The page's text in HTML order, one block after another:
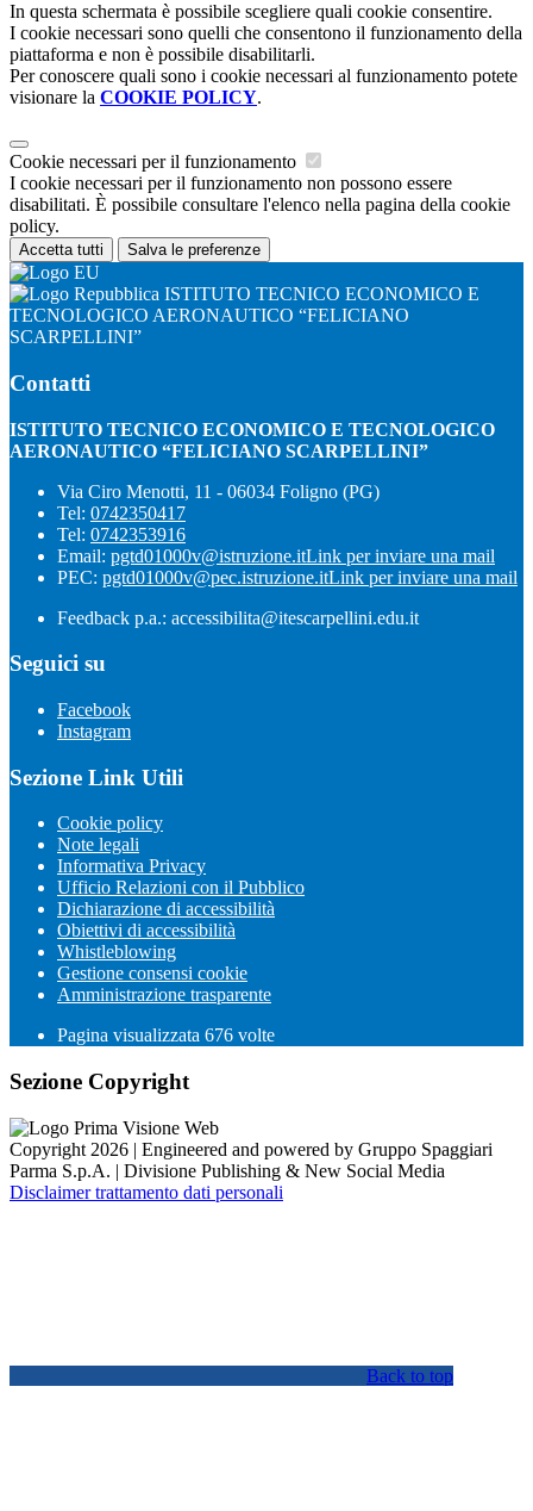
In questa schermata è possibile scegliere quali cookie consentire.
I cookie necessari sono quelli che consentono il funzionamento della
piattaforma e non è possibile disabilitarli.
Per conoscere quali sono i cookie necessari al funzionamento potete
visionare la COOKIE POLICY.
Cookie necessari per il funzionamento
I cookie necessari per il funzionamento non possono essere
disabilitati. È possibile consultare l'elenco nella pagina della cookie
policy.
Accetta tutti Salva le preferenze
ISTITUTO TECNICO ECONOMICO E
TECNOLOGICO AERONAUTICO “FELICIANO
SCARPELLINI”
Contatti
ISTITUTO TECNICO ECONOMICO E TECNOLOGICO
AERONAUTICO “FELICIANO SCARPELLINI”
Via Ciro Menotti, 11 - 06034 Foligno (PG)
Tel: 0742350417
Tel: 0742353916
Email: pgtd01000v@istruzione.itLink per inviare una mail
PEC: pgtd01000v@pec.istruzione.itLink per inviare una mail
Feedback p.a.: accessibilita@itescarpellini.edu.it
Seguici su
Facebook
Instagram
Sezione Link Utili
Cookie policy
Note legali
Informativa Privacy
Ufficio Relazioni con il Pubblico
Dichiarazione di accessibilità
Obiettivi di accessibilità
Whistleblowing
Gestione consensi cookie
Amministrazione trasparente
Pagina visualizzata 676 volte
Sezione Copyright
Copyright 2026 | Engineered and powered by Gruppo Spaggiari
Parma S.p.A. | Divisione Publishing & New Social Media
Disclaimer trattamento dati personali
Back to top